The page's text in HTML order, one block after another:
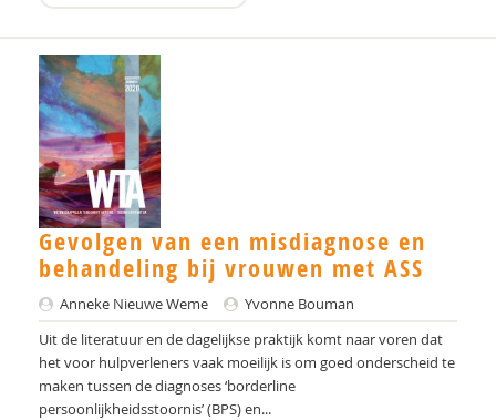
Saskia van Nieuwkerk
FJ.A. van Steensel
Michel van Vliet
Annette van Zijp
Delphine Vanhamme
Robert Vermeiren
Roger Verpoorten
Richard Vuijk
Anka Wagenaar
Gevolgen van een misdiagnose en
behandeling bij vrouwen met ASS
Anneke Nieuwe Weme
Yvonne Bouman
Uit de literatuur en de dagelijkse praktijk komt naar voren dat
het voor hulpverleners vaak moeilijk is om goed onderscheid te
maken tussen de diagnoses ‘borderline
persoonlijkheidsstoornis’ (BPS) en...